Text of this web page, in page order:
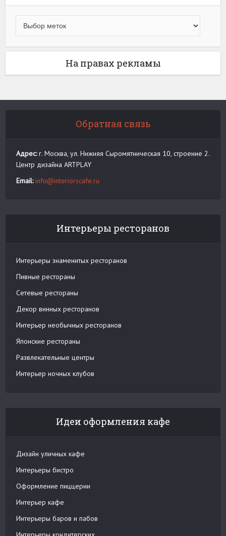
На правах рекламы
Обратная связь
Адрес:г. Москва, ул. Нижняя Сыромятническая 10, строение 2.
Центр дизайна ARTPLAY
Email: info@interiorscafe.ru
Интерьеры ресторанов
Интерьеры знаменитых ресторанов
Пивные рестораны
Сетевые рестораны
Декор винных ресторанов
Интерьер необычных ресторанов
Японские рестораны
Развлекательные центры
Интерьер ночных клубов
Идеи оформления кафе
Дизайн уличных кафе
Интерьеры бистро
Оформление пиццерии
Интерьер кафе
Интерьеры баров и пабов